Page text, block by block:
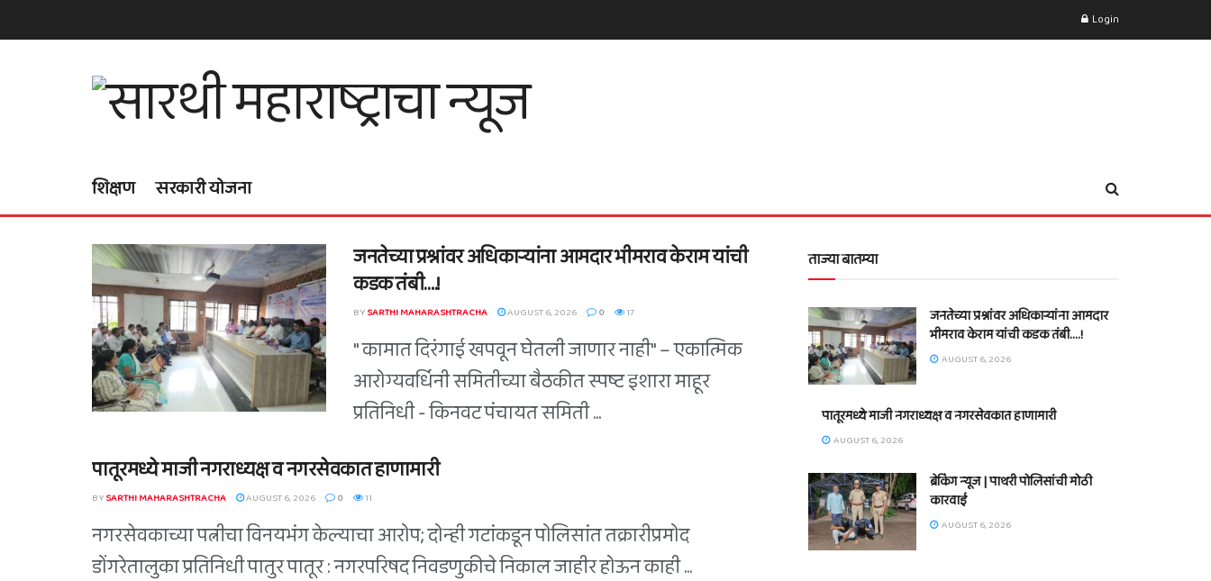
Login
शिक्षण सरकारी योजना
जनतेच्या प्रश्नांवर अधिकाऱ्यांना आमदार भीमराव केराम यांची
कडक तंबी….!
BYSARTHI MAHARASHTRACHA AUGUST 6, 2026 0 17
" कामात दिरंगाई खपवून घेतली जाणार नाही" – एकात्मिक
आरोग्यवर्धिनी समितीच्या बैठकीत स्पष्ट इशारा माहूर
प्रतिनिधी - किनवट पंचायत समिती ...
पातूरमध्ये माजी नगराध्यक्ष व नगरसेवकात हाणामारी
BYSARTHI MAHARASHTRACHA AUGUST 6, 2026 0 11
नगरसेवकाच्या पत्नीचा विनयभंग केल्याचा आरोप; दोन्ही गटांकडून पोलिसांत तक्रारीप्रमोद
डोंगरेतालुका प्रतिनिधी पातुर पातूर : नगरपरिषद निवडणुकीचे निकाल जाहीर होऊन काही ...
ताज्या बातम्या
जनतेच्या प्रश्नांवर अधिकाऱ्यांना आमदार
भीमराव केराम यांची कडक तंबी….!
AUGUST 6, 2026
पातूरमध्ये माजी नगराध्यक्ष व नगरसेवकात हाणामारी
AUGUST 6, 2026
ब्रेकिंग न्यूज | पाथरी पोलिसांची मोठी
कारवाई
AUGUST 6, 2026